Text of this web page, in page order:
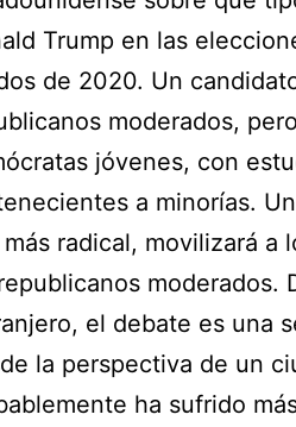
Trump en las
de 2020. Un
moderados,
jóvenes, con
a minorías.
radical, movilizará a
moderados.
el debate es una
la perspectiva de un
ha sufrido